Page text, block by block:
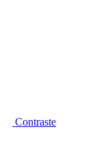
Contraste